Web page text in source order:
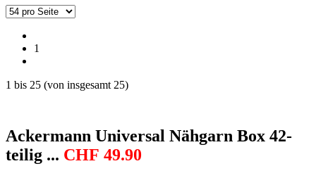
1
1 bis 25 (von insgesamt 25)
Ackermann Universal Nähgarn Box 42-
teilig ... CHF 49.90